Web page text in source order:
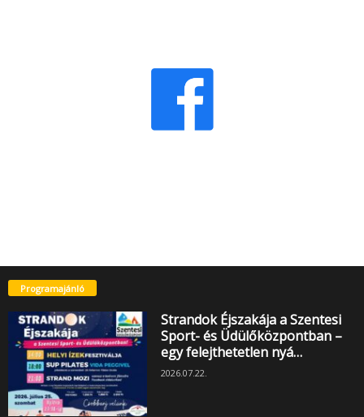
Programajánló
Strandok Éjszakája a Szentesi
Sport- és Üdülőközpontban –
egy felejthetetlen nyá…
2026.07.22.